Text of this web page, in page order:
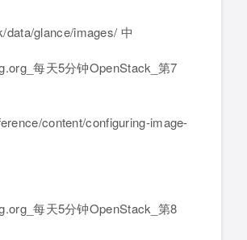
glance/images/ 中
content/configuring-image-